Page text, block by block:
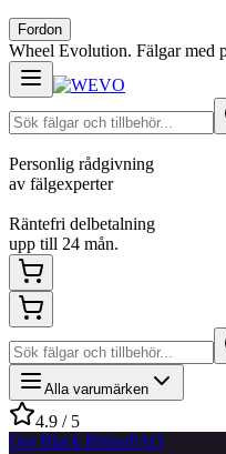
Fordon
Wheel Evolution. Fälgar med
Personlig rådgivning
av fälgexperter
Räntefri delbetalning
upp till 24 mån.
Alla varumärken
4.9 / 5
Om Black RhinoFAQ